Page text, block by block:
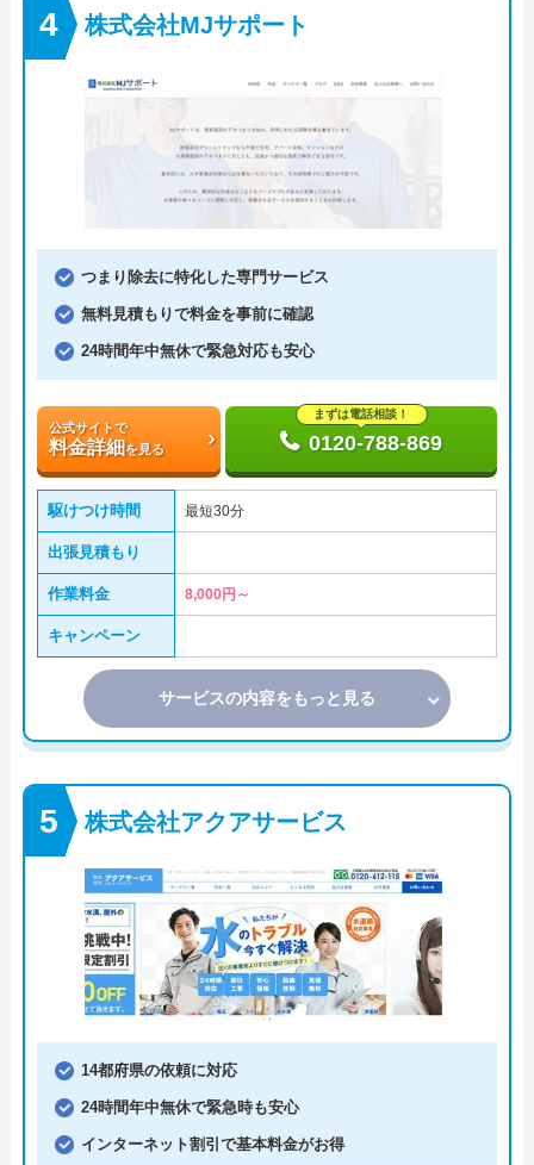
株式会社MJサポート
つまり除去に特化した専門サービス
無料見積もりで料金を事前に確認
24時間年中無休で緊急対応も安心
公式サイトで
料金詳細を見る
まずは電話相談！
0120-788-869
駆けつけ時間 最短30分
出張見積もり
作業料金 8,000円～
キャンペーン
サービスの内容をもっと見る
株式会社アクアサービス
14都府県の依頼に対応
24時間年中無休で緊急時も安心
インターネット割引で基本料金がお得